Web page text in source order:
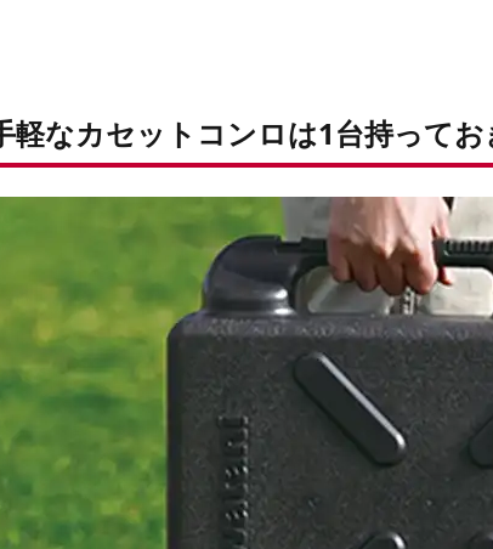
軽なカセットコンロは1台持ってお